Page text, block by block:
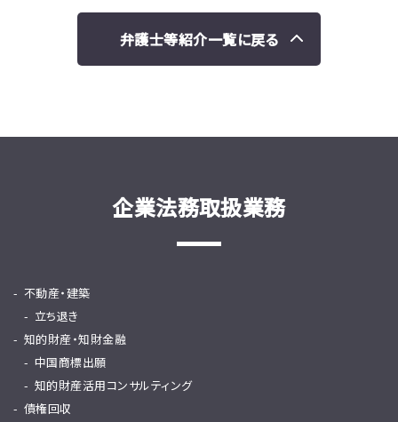
弁護士等紹介一覧に戻る
企業法務取扱業務
不動産・建築
立ち退き
知的財産・知財金融
中国商標出願
知的財産活用コンサルティング
債権回収